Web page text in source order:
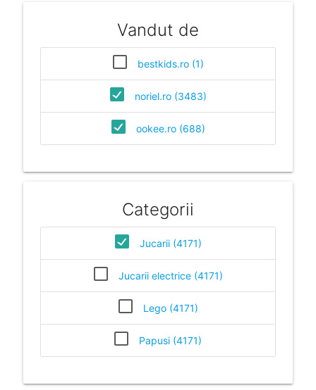
Vandut de
bestkids.ro (1)
noriel.ro (3483)
ookee.ro (688)
Categorii
Jucarii (4171)
Jucarii electrice (4171)
Lego (4171)
Papusi (4171)